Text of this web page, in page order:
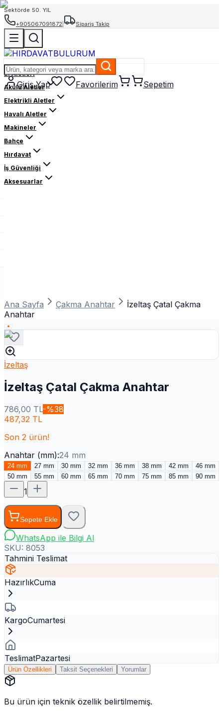
Sektörde 50. YIL
+905067091872
Sipariş Takip
Giriş Yap Favorilerim Sepetim
El Aletleri
Akülü Aletler
Elektrikli Aletler
Havalı Aletler
Makineler
Bahçe
Hırdavat
İş Güvenliği
Aksesuarlar
Ana Sayfa Çakma Anahtar
İzeltaş Çatal Çakma
Anahtar
İzeltaş
İzeltaş Çatal Çakma Anahtar
786,00 TL-%38
487,32 TL
Son 2 ürün!
Anahtar (mm):24 mm
24 mm 27 mm 30 mm 32 mm 36 mm 38 mm 42 mm
46 mm
50 mm
55 mm 60 mm 65 mm 70 mm 75 mm 85 mm 90 mm
1
Sepete Ekle
WhatsApp ile Bilgi Al
SKU: 8053
Tahmini Teslimat
HazırlıkCuma
KargoCumartesi
TeslimatPazartesi
Ürün Özellikleri Taksit Seçenekleri Yorumlar
Bu ürün için teknik özellik belirtilmemiş.